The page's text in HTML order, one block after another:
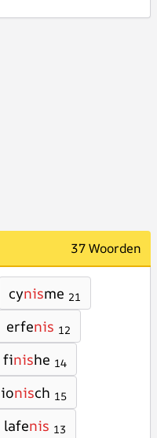
37 Woorden
cynisme 21
erfenis 12
finishe 14
ionisch 15
lafenis 13